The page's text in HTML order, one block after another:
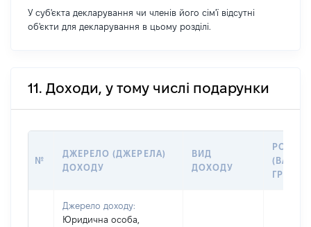
У суб'єкта декларування чи членів його сім'ї відсутні
об'єкти для декларування в цьому розділі.
11. Доходи, у тому числі подарунки
№
ДЖЕРЕЛО (ДЖЕРЕЛА)
ДОХОДУ
ВИД
ДОХОДУ
РОЗМІР
ГРН
Джерело доходу:
Юридична особа,